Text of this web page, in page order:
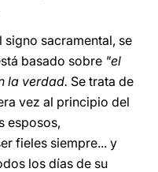
signo sacramental, se
basado sobre "el
la verdad. Se trata de
vez al principio del
esposos,
fieles siempre... y
los días de su